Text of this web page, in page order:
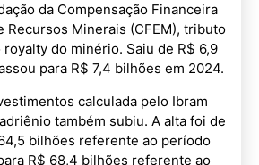
da Compensação Financeira
Recursos Minerais (CFEM), tributo
do minério. Saiu de R$ 6,9
para R$ 7,4 bilhões em 2024.
calculada pelo Ibram
também subiu. A alta foi de
bilhões referente ao período
R$ 68,4 bilhões referente ao